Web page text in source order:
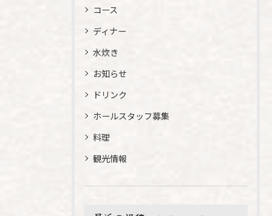
コース
ディナー
水炊き
お知らせ
ドリンク
ホールスタッフ募集
料理
観光情報